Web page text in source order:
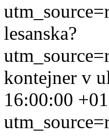
lesanska?
kontejner v
16:00:00